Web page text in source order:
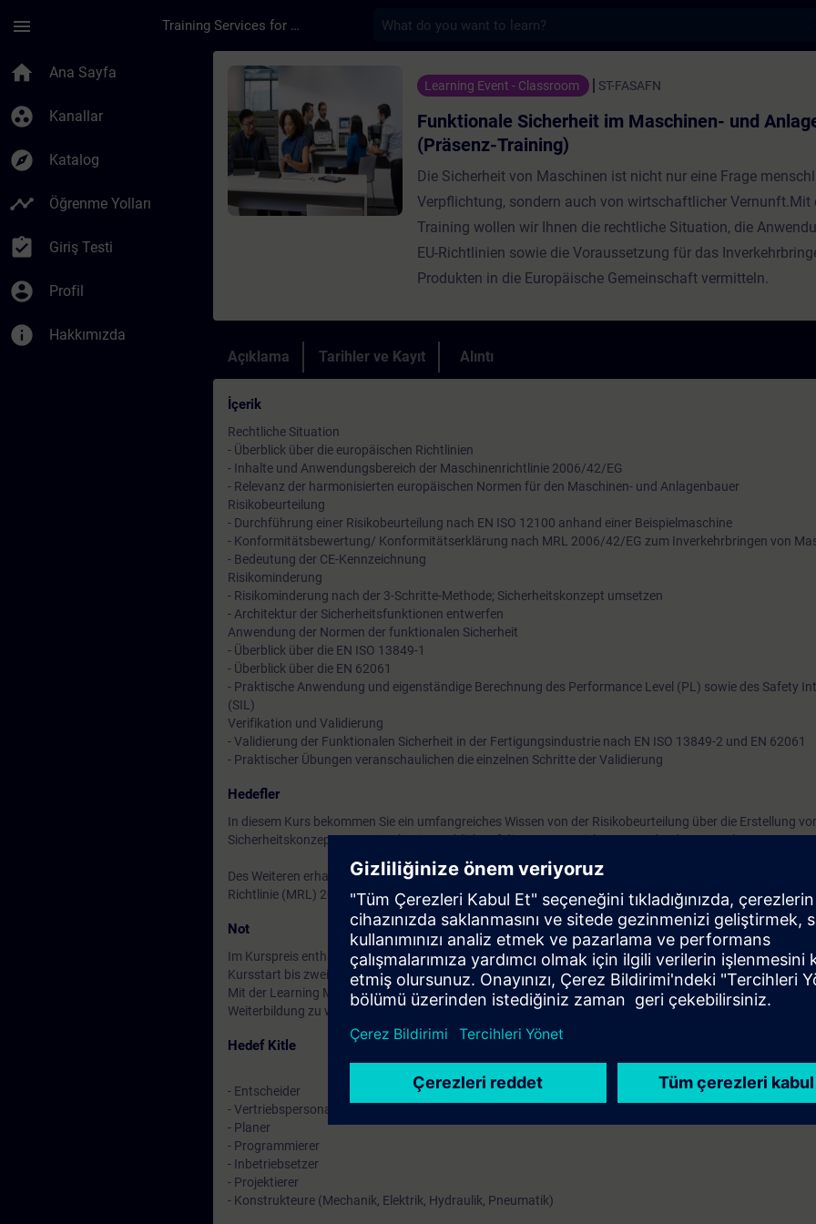
menu Training Services for Digital Industries
home Ana Sayfa
group_work Kanallar
explore Katalog
timeline Öğrenme Yolları
assignment_turned_in Giriş Testi
account_circle Profil
info Hakkımızda
Kurs - Funktionale Sicherheit im Maschinen- und
Learning Event - Classroom ST-FASAFN
Funktionale Sicherheit im Maschinen- und
(Präsenz-Training)
Die Sicherheit von Maschinen ist nicht nur eine Frage
Verpflichtung, sondern auch von wirtschaftlicher Vernunft.Mit
Training wollen wir Ihnen die rechtliche Situation, die
EU-Richtlinien sowie die Voraussetzung für das
Produkten in die Europäische Gemeinschaft vermitteln.
Açıklama Tarihler ve Kayıt Alıntı
İçerik
Rechtliche Situation
- Überblick über die europäischen Richtlinien
- Inhalte und Anwendungsbereich der Maschinenrichtlinie 2006/42/EG
- Relevanz der harmonisierten europäischen Normen für den Maschinen- und Anlagenbauer
Risikobeurteilung
- Durchführung einer Risikobeurteilung nach EN ISO 12100 anhand einer Beispielmaschine
- Konformitätsbewertung/ Konformitätserklärung nach MRL 2006/42/EG zum Inverkehrbringen von
- Bedeutung der CE-Kennzeichnung
Risikominderung
- Risikominderung nach der 3-Schritte-Methode; Sicherheitskonzept umsetzen
- Architektur der Sicherheitsfunktionen entwerfen
Anwendung der Normen der funktionalen Sicherheit
- Überblick über die EN ISO 13849-1
- Überblick über die EN 62061
- Praktische Anwendung und eigenständige Berechnung des Performance Level (PL) sowie des Safety
(SIL)
Verifikation und Validierung
- Validierung der Funktionalen Sicherheit in der Fertigungsindustrie nach EN ISO 13849-2 und EN 62061
- Praktischer Übungen veranschaulichen die einzelnen Schritte der Validierung
Hedefler
In diesem Kurs bekommen Sie ein umfangreiches Wissen von der Risikobeurteilung über die Erstellung
Sicherheitskonzepten vermittelt. Ein Ausblick auf die CE-Kennzeichnung rundet den Kurs ab.
Des Weiteren erhalten Sie umfassende Kenntnisse über die Dokumentation der sicheren Steuerung nach
Richtlinie (MRL) 2006/42/EG sowie über die Maschinenvalidierung.
Not
Im Kurspreis enthalten: Kostenloser Zugang zur digitalen LernplattformSITRAIN access – beginnend
Kursstart bis zwei Wochen nach Kursende.
Mit der Learning Membership können Sie die Inhalte dieses Learning Events vertiefen oder wiederholen
Weiterbildung zu weiteren interessanten Themen fortsetzen.
Hedef Kitle
- Entscheider
- Vertriebspersonal
- Planer
- Programmierer
- Inbetriebsetzer
- Projektierer
- Konstrukteure (Mechanik, Elektrik, Hydraulik, Pneumatik)